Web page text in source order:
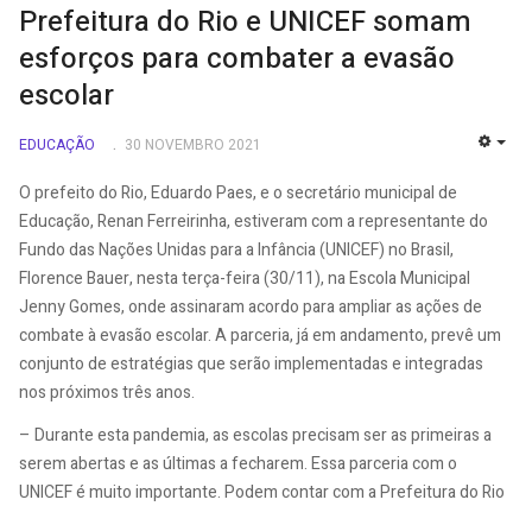
Prefeitura do Rio e UNICEF somam
esforços para combater a evasão
escolar
EDUCAÇÃO 30 NOVEMBRO 2021
O prefeito do Rio, Eduardo Paes, e o secretário municipal de
Educação, Renan Ferreirinha, estiveram com a representante do
Fundo das Nações Unidas para a Infância (UNICEF) no Brasil,
Florence Bauer, nesta terça-feira (30/11), na Escola Municipal
Jenny Gomes, onde assinaram acordo para ampliar as ações de
combate à evasão escolar. A parceria, já em andamento, prevê um
conjunto de estratégias que serão implementadas e integradas
nos próximos três anos.
– Durante esta pandemia, as escolas precisam ser as primeiras a
serem abertas e as últimas a fecharem. Essa parceria com o
UNICEF é muito importante. Podem contar com a Prefeitura do Rio